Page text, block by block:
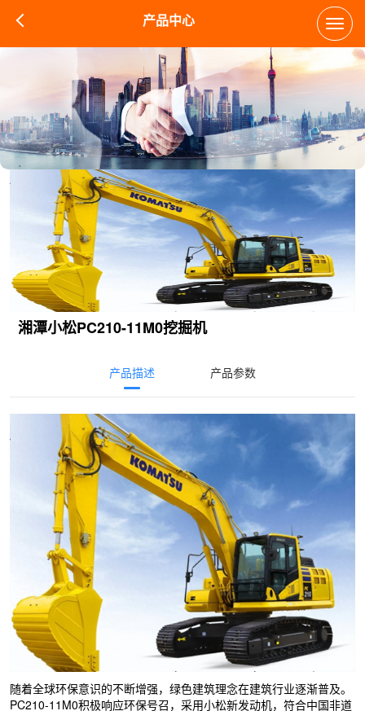
产品中心
湘潭小松PC210-11M0挖掘机
产品描述 产品参数
随着全球环保意识的不断增强，绿色建筑理念在建筑行业逐渐普及。
PC210-11M0积极响应环保号召，采用小松新发动机，符合中国非道